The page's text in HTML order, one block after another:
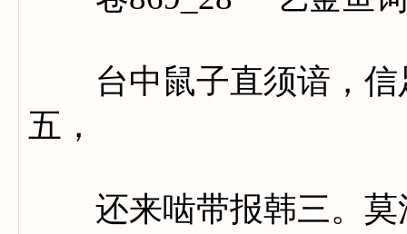
台中鼠子直须谙，信
五，
还来啮带报韩三。莫